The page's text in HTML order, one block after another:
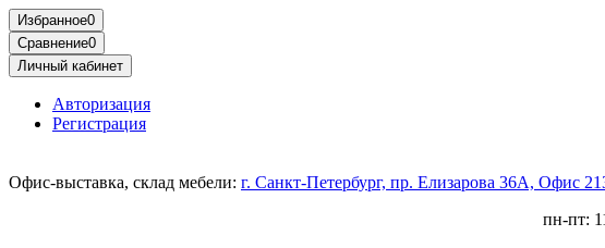
Избранное0
Сравнение0
Личный кабинет
Авторизация
Регистрация
Офис-выставка, склад мебели: г. Санкт-Петербург, пр. Елизарова 36А, Офис
пн-пт: